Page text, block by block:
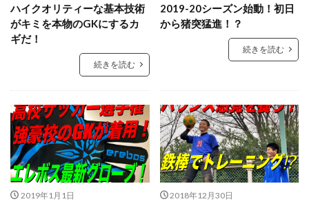
ハイクオリティーな基本技術
がキミを本物のGKにするカ
ギだ！
続きを読む
2019-20シーズン始動！初日
から猪突猛進！？
続きを読む
2019年1月1日 2018年12月30日
クロスステップ
クロスボール
クールジャパン
グラスピア
グローバルエリート
コラプシング
コンサドーレ札幌
コーチング
ゴールキーパ
ゴールキーパー
ゴールキーパー練習
ゴールデンエイジ
サイドステップ
サイドボレー
サッカー少年
サッカー留学
ザスパクサツ群馬U-15
シュートストップ
シンガポール
ジャンプ
ジャンプ&キャッチ
ジュニア
ジュニアユース
スウェーデン
スカウティング
スカウト
スカウトマン
ステッピング
ステップ